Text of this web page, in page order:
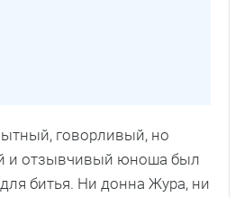
говорливый, но
и отзывчивый юноша был
битья. Ни донна Жура, ни